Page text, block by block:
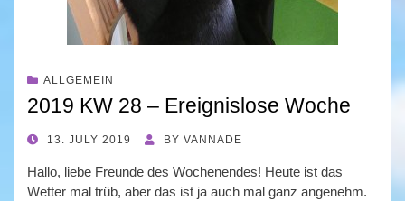
ALLGEMEIN
2019 KW 28 – Ereignislose Woche
POSTED
13. JULY 2019 BY VANNADE
Hallo, liebe Freunde des Wochenendes! Heute ist das
Wetter mal trüb, aber das ist ja auch mal ganz angenehm.